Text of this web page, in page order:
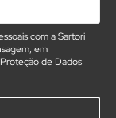
com a Sartori
em
de Dados